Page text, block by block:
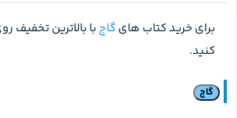
برای خرید کتاب های گاج با بالاترین تخفیف
کنید.
گاج